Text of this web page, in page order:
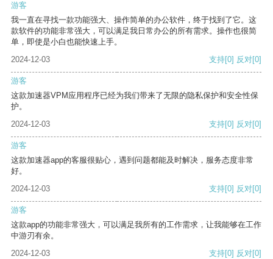
游客
我一直在寻找一款功能强大、操作简单的办公软件，终于找到了它。这
款软件的功能非常强大，可以满足我日常办公的所有需求。操作也很简
单，即使是小白也能快速上手。
2024-12-03
支持[0] 反对[0]
游客
这款加速器VPM应用程序已经为我们带来了无限的隐私保护和安全性保
护。
2024-12-03
支持[0] 反对[0]
游客
这款加速器app的客服很贴心，遇到问题都能及时解决，服务态度非常
好。
2024-12-03
支持[0] 反对[0]
游客
这款app的功能非常强大，可以满足我所有的工作需求，让我能够在工作
中游刃有余。
2024-12-03
支持[0] 反对[0]